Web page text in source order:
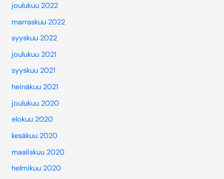
joulukuu 2022
marraskuu 2022
syyskuu 2022
joulukuu 2021
syyskuu 2021
heinäkuu 2021
joulukuu 2020
elokuu 2020
kesäkuu 2020
maaliskuu 2020
helmikuu 2020